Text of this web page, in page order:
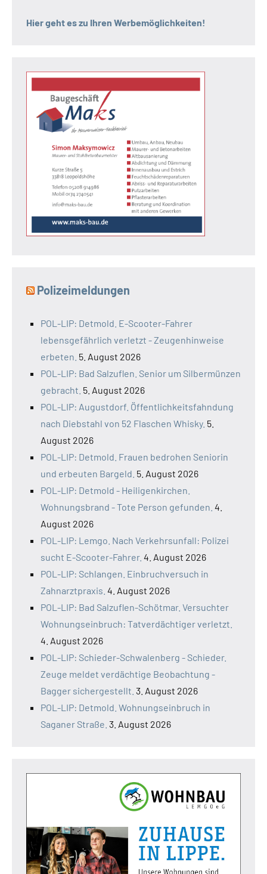
Hier geht es zu Ihren Werbemöglichkeiten!
Polizeimeldungen
POL-LIP: Detmold. E-Scooter-Fahrer
lebensgefährlich verletzt - Zeugenhinweise
erbeten. 5. August 2026
POL-LIP: Bad Salzuflen. Senior um Silbermünzen
gebracht. 5. August 2026
POL-LIP: Augustdorf. Öffentlichkeitsfahndung
nach Diebstahl von 52 Flaschen Whisky. 5.
August 2026
POL-LIP: Detmold. Frauen bedrohen Seniorin
und erbeuten Bargeld. 5. August 2026
POL-LIP: Detmold - Heiligenkirchen.
Wohnungsbrand - Tote Person gefunden. 4.
August 2026
POL-LIP: Lemgo. Nach Verkehrsunfall: Polizei
sucht E-Scooter-Fahrer. 4. August 2026
POL-LIP: Schlangen. Einbruchversuch in
Zahnarztpraxis. 4. August 2026
POL-LIP: Bad Salzuflen-Schötmar. Versuchter
Wohnungseinbruch: Tatverdächtiger verletzt.
4. August 2026
POL-LIP: Schieder-Schwalenberg - Schieder.
Zeuge meldet verdächtige Beobachtung -
Bagger sichergestellt. 3. August 2026
POL-LIP: Detmold. Wohnungseinbruch in
Saganer Straße. 3. August 2026